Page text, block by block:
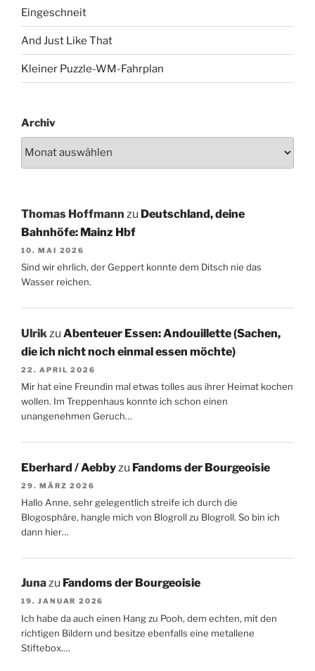
Eingeschneit
And Just Like That
Kleiner Puzzle-WM-Fahrplan
Archiv
Thomas Hoffmann zu Deutschland, deine
Bahnhöfe: Mainz Hbf
10. MAI 2026
Sind wir ehrlich, der Geppert konnte dem Ditsch nie das
Wasser reichen.
Ulrikzu Abenteuer Essen: Andouillette (Sachen,
die ich nicht noch einmal essen möchte)
22. APRIL 2026
Mir hat eine Freundin mal etwas tolles aus ihrer Heimat kochen
wollen. Im Treppenhaus konnte ich schon einen
unangenehmen Geruch…
Eberhard / Aebby zu Fandoms der Bourgeoisie
29. MÄRZ 2026
Hallo Anne, sehr gelegentlich streife ich durch die
Blogosphäre, hangle mich von Blogroll zu Blogroll. So bin ich
dann hier…
Junazu Fandoms der Bourgeoisie
19. JANUAR 2026
Ich habe da auch einen Hang zu Pooh, dem echten, mit den
richtigen Bildern und besitze ebenfalls eine metallene
Stiftebox.…